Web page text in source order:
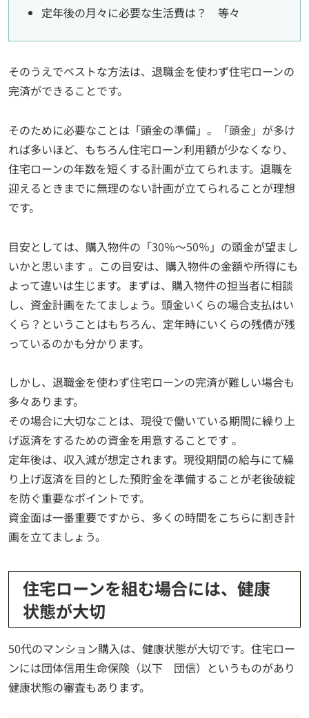
定年後の月々に必要な生活費は？ 等々
そのうえでベストな方法は、退職金を使わず住宅ローンの
完済ができることです。
そのために必要なことは「頭金の準備」。「頭金」が多け
れば多いほど、もちろん住宅ローン利用額が少なくなり、
住宅ローンの年数を短くする計画が立てられます。退職を
迎えるときまでに無理のない計画が立てられることが理想
です。
目安としては、購入物件の「30％～50％」の頭金が望まし
いかと思います 。この目安は、購入物件の金額や所得にも
よって違いは生じます。まずは、購入物件の担当者に相談
し、資金計画をたてましょう。頭金いくらの場合支払はい
くら？ということはもちろん、定年時にいくらの残債が残
っているのかも分かります。
しかし、退職金を使わず住宅ローンの完済が難しい場合も
多々あります。
その場合に大切なことは、現役で働いている期間に繰り上
げ返済をするための資金を用意することです 。
定年後は、収入減が想定されます。現役期間の給与にて繰
り上げ返済を目的とした預貯金を準備することが老後破綻
を防ぐ重要なポイントです。
資金面は一番重要ですから、多くの時間をこちらに割き計
画を立てましょう。
住宅ローンを組む場合には、健康
状態が大切
50代のマンション購入は、健康状態が大切です。住宅ロー
ンには団体信用生命保険（以下 団信）というものがあり
健康状態の審査もあります。